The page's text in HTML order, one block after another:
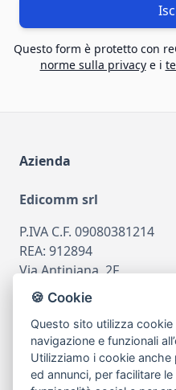
Questo form è protetto con
norme sulla privacye i
Azienda
Edicomm srl
P.IVA C.F. 09080381214
REA: 912894
Via Antiniana, 2F
80078 Pozzuoli
tel081.7515380
emailinfo@edicomm.it
🍪 Cookie
Questo sito utilizza cookie
navigazione e funzionali
Utilizziamo i cookie
ed annunci, per facilitare